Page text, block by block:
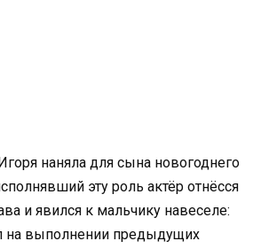
наняла для сына новогоднего
эту роль актёр отнёсся
и явился к мальчику навеселе:
на выполнении предыдущих